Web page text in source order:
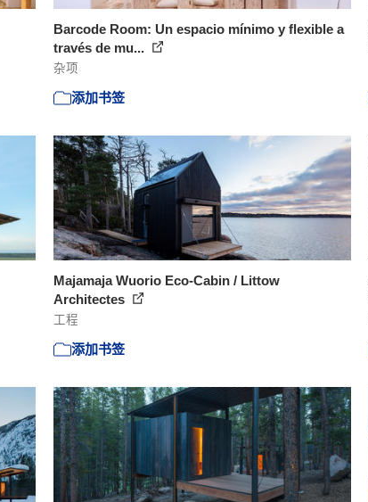
Barcode Room: Un espacio mínimo y flexible a
través de mu...
杂项
添加书签
Majamaja Wuorio Eco-Cabin / Littow
Architectes
工程
添加书签